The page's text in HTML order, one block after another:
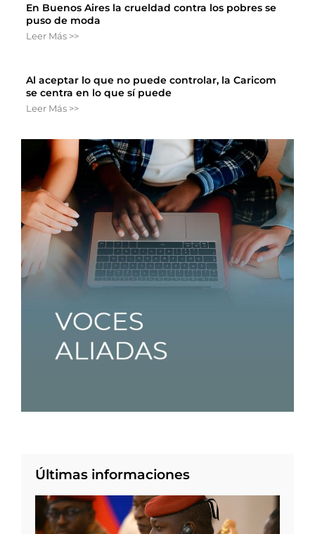
En Buenos Aires la crueldad contra los pobres se
puso de moda
Leer Más >>
Al aceptar lo que no puede controlar, la Caricom
se centra en lo que sí puede
Leer Más >>
Últimas informaciones